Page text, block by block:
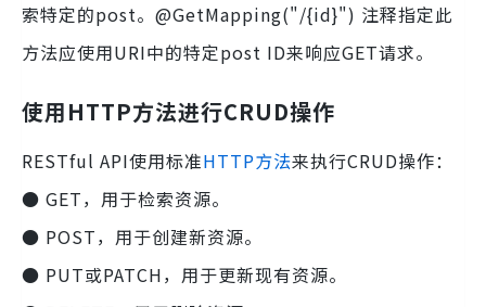
索特定的post。@GetMapping("/{id}") 注释指定此
方法应使用URI中的特定post ID来响应GET请求。
使用HTTP方法进行CRUD操作
RESTful API使用标准HTTP方法来执行CRUD操作：
● GET，用于检索资源。
● POST，用于创建新资源。
● PUT或PATCH，用于更新现有资源。